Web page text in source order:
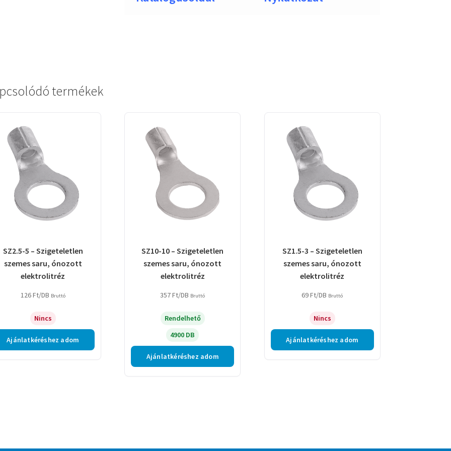
termékek
SZ2.5-5 – Szigeteletlen
szemes saru, ónozott
elektrolitréz
126Ft/DB Bruttó
Nincs
Ajánlatkéréshez adom
SZ10-10 – Szigeteletlen
szemes saru, ónozott
elektrolitréz
357Ft/DB Bruttó
Rendelhető
4900 DB
Ajánlatkéréshez adom
SZ1.5-3 – Szigeteletlen
szemes saru, ónozott
elektrolitréz
69Ft/DB Bruttó
Nincs
Ajánlatkéréshez adom